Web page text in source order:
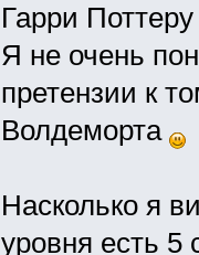
Гарри
Я не очень
претензии к
Волдеморта
Насколько я
уровня есть 5